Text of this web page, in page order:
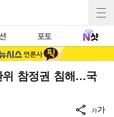
포토
위 참정권 침해…국
가가